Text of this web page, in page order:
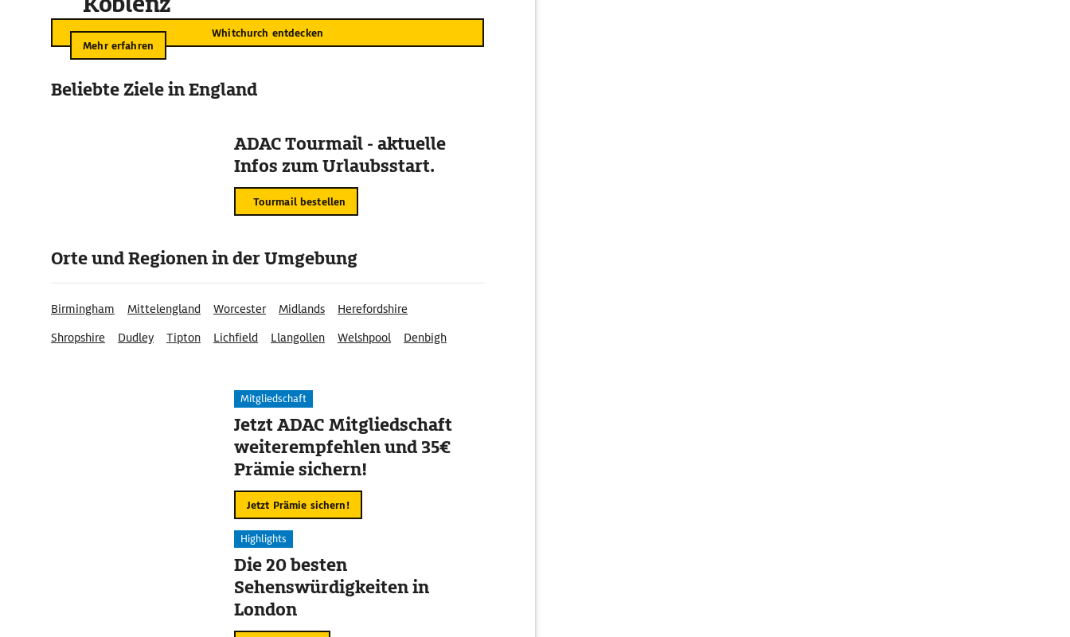
Whitchurch entdecken
Mehr erfahren
Beliebte Ziele in England
ADAC Tourmail - aktuelle
Infos zum Urlaubsstart.
Tourmail bestellen
Orte und Regionen in der Umgebung
Birmingham Mittelengland Worcester Midlands
Herefordshire
Shropshire
Dudley Tipton Lichfield Llangollen Welshpool Denbigh
Mitgliedschaft
Jetzt ADAC Mitgliedschaft
weiterempfehlen und 35€
Prämie sichern!
Jetzt Prämie sichern!
Highlights
Die 20 besten
Sehenswürdigkeiten in
London